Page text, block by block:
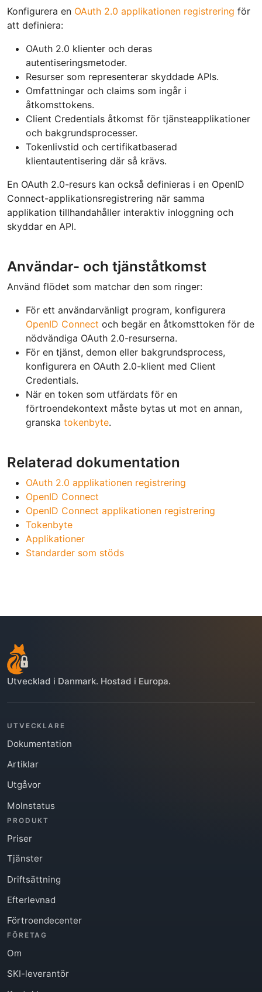
Konfigurera en OAuth 2.0 applikationen registrering för
att definiera:
OAuth 2.0 klienter och deras
autentiseringsmetoder.
Resurser som representerar skyddade APIs.
Omfattningar och claims som ingår i
åtkomsttokens.
Client Credentials åtkomst för tjänsteapplikationer
och bakgrundsprocesser.
Tokenlivstid och certifikatbaserad
klientautentisering där så krävs.
En OAuth 2.0-resurs kan också definieras i en OpenID
Connect-applikationsregistrering när samma
applikation tillhandahåller interaktiv inloggning och
skyddar en API.
Användar- och tjänståtkomst
Använd flödet som matchar den som ringer:
För ett användarvänligt program, konfigurera
OpenID Connect och begär en åtkomsttoken för de
nödvändiga OAuth 2.0-resurserna.
För en tjänst, demon eller bakgrundsprocess,
konfigurera en OAuth 2.0-klient med Client
Credentials.
När en token som utfärdats för en
förtroendekontext måste bytas ut mot en annan,
granska tokenbyte.
Relaterad dokumentation
OAuth 2.0 applikationen registrering
OpenID Connect
OpenID Connect applikationen registrering
Tokenbyte
Applikationer
Standarder som stöds
Utvecklad i Danmark. Hostad i Europa.
UTVECKLARE
Dokumentation
Artiklar
Utgåvor
Molnstatus
PRODUKT
Priser
Tjänster
Driftsättning
Efterlevnad
Förtroendecenter
FÖRETAG
Om
SKI-leverantör